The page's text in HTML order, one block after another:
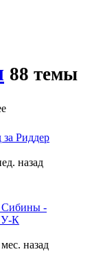
88 темы
за Риддер
назад
-
У-К
назад